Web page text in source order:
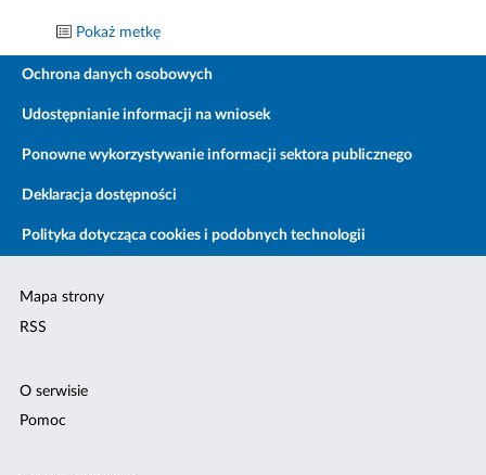
Pokaż metkę
Ochrona danych osobowych
Udostępnianie informacji na wniosek
Ponowne wykorzystywanie informacji sektora publicznego
Deklaracja dostępności
Polityka dotycząca cookies i podobnych technologii
Mapa strony
RSS
O serwisie
Pomoc